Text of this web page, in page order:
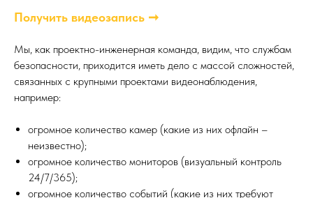
Получить видеозапись ➞
Мы, как проектно-инженерная команда, видим, что службам
безопасности, приходится иметь дело с массой сложностей,
связанных с крупными проектами видеонаблюдения,
например:
огромное количество камер (какие из них офлайн –
неизвестно);
огромное количество мониторов (визуальный контроль
24/7/365);
огромное количество событий (какие из них требуют